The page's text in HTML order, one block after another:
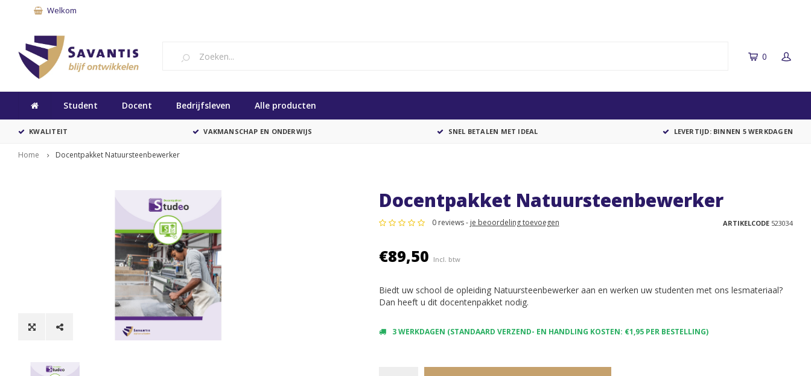
Welkom
0
Student Docent Bedrijfsleven Alle producten
KWALITEIT VAKMANSCHAP EN ONDERWIJS SNEL BETALEN MET IDEAL LEVERTIJD: BINNEN 5 WERKDAGEN
Home Docentpakket Natuursteenbewerker
Docentpakket Natuursteenbewerker
0 reviews - je beoordeling toevoegen ARTIKELCODE523034
€89,50 Incl. btw
Biedt uw school de opleiding Natuursteenbewerker aan en werken uw studenten met ons lesmateriaal?
Dan heeft u dit docentenpakket nodig.
3 WERKDAGEN (STANDAARD VERZEND- EN HANDLING KOSTEN: €1,95 PER BESTELLING)